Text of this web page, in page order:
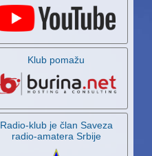
Klub pomažu
Radio-klub je član Saveza
radio-amatera Srbije